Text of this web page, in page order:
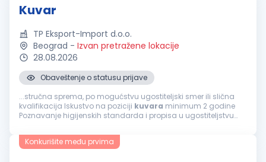
Kuvar
TP Eksport-Import d.o.o.
Beograd - Izvan pretražene lokacije
28.08.2026
Obaveštenje o statusu prijave
...stručna sprema, po mogućstvu ugostiteljski smer ili slična
kvalifikacija Iskustvo na poziciji kuvara minimum 2 godine
Poznavanje higijenskih standarda i propisa u ugostiteljstvu
spremnost na rad...
Konkurišite među prvima